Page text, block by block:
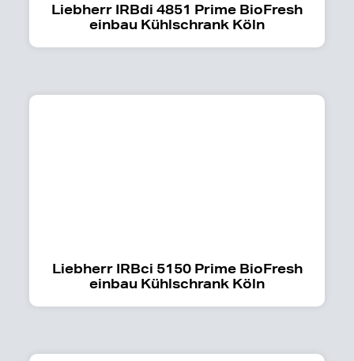
Liebherr IRBdi 4851 Prime BioFresh
einbau Kühlschrank Köln
Liebherr IRBci 5150 Prime BioFresh
einbau Kühlschrank Köln